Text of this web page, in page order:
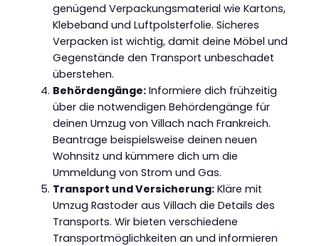
genügend Verpackungsmaterial wie Kartons,
Klebeband und Luftpolsterfolie. Sicheres
Verpacken ist wichtig, damit deine Möbel und
Gegenstände den Transport unbeschadet
überstehen.
Behördengänge:Informiere dich frühzeitig
über die notwendigen Behördengänge für
deinen Umzug von Villach nach Frankreich.
Beantrage beispielsweise deinen neuen
Wohnsitz und kümmere dich um die
Ummeldung von Strom und Gas.
Transport und Versicherung:Kläre mit
Umzug Rastoder aus Villach die Details des
Transports. Wir bieten verschiedene
Transportmöglichkeiten an und informieren